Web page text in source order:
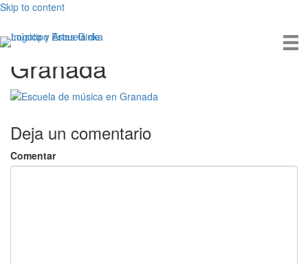
Skip to content
Escuela de música en
Granada
Deja un comentario
Comentar